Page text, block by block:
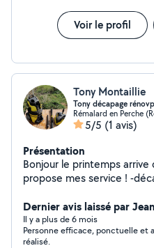
Voir le profil
Tony Montaillie
Tony décapage
Rémalard en Perche
5/5 (1 avis)
Présentation
Bonjour le printemps
propose mes service ! -décapage
Dernier avis laissé par
Il y a plus de 6 mois
Personne efficace, ponctuelle et
réalisé.